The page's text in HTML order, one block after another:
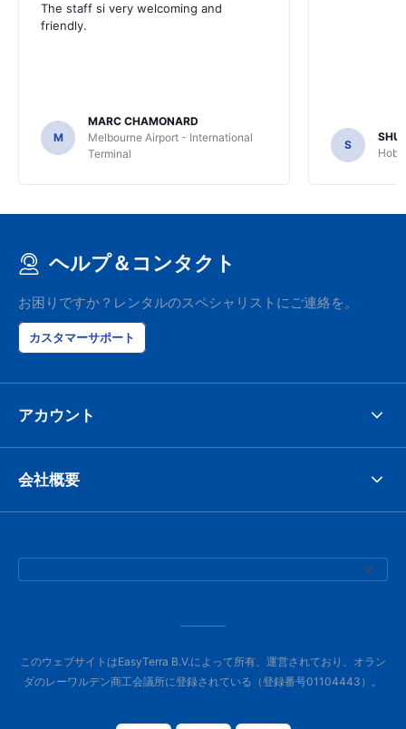
The staff si very welcoming and
friendly.
M
MARC CHAMONARD
Melbourne Airport - International
Terminal
S
ヘルプ＆コンタクト
お困りですか？レンタルのスペシャリストにご連絡を。
カスタマーサポート
アカウント
会社概要
このウェブサイトはEasyTerra B.V.によって所有、運営されており、オラン
ダのレーワルデン商工会議所に登録されている（登録番号01104443）。